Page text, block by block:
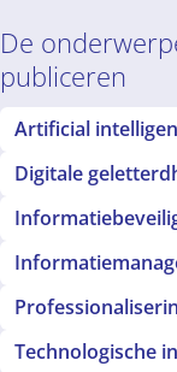
De
publiceren
Artificial
Digitale
Technologische